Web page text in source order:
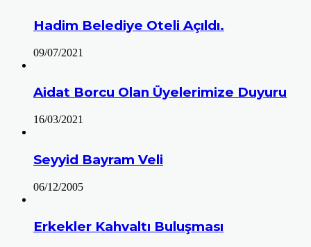
Hadim Belediye Oteli Açıldı.
09/07/2021
Aidat Borcu Olan Üyelerimize Duyuru
16/03/2021
Seyyid Bayram Veli
06/12/2005
Erkekler Kahvaltı Buluşması